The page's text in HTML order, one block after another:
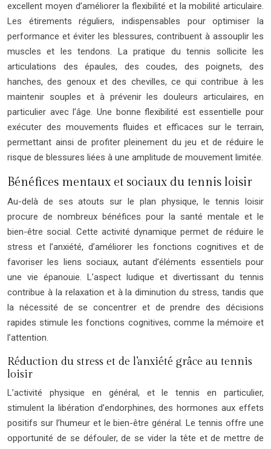
excellent moyen d’améliorer la flexibilité et la mobilité articulaire.
Les étirements réguliers, indispensables pour optimiser la
performance et éviter les blessures, contribuent à assouplir les
muscles et les tendons. La pratique du tennis sollicite les
articulations des épaules, des coudes, des poignets, des
hanches, des genoux et des chevilles, ce qui contribue à les
maintenir souples et à prévenir les douleurs articulaires, en
particulier avec l’âge. Une bonne flexibilité est essentielle pour
exécuter des mouvements fluides et efficaces sur le terrain,
permettant ainsi de profiter pleinement du jeu et de réduire le
risque de blessures liées à une amplitude de mouvement limitée.
Bénéfices mentaux et sociaux du tennis loisir
Au-delà de ses atouts sur le plan physique, le tennis loisir
procure de nombreux bénéfices pour la santé mentale et le
bien-être social. Cette activité dynamique permet de réduire le
stress et l’anxiété, d’améliorer les fonctions cognitives et de
favoriser les liens sociaux, autant d’éléments essentiels pour
une vie épanouie. L’aspect ludique et divertissant du tennis
contribue à la relaxation et à la diminution du stress, tandis que
la nécessité de se concentrer et de prendre des décisions
rapides stimule les fonctions cognitives, comme la mémoire et
l’attention.
Réduction du stress et de l’anxiété grâce au tennis
loisir
L’activité physique en général, et le tennis en particulier,
stimulent la libération d’endorphines, des hormones aux effets
positifs sur l’humeur et le bien-être général. Le tennis offre une
opportunité de se défouler, de se vider la tête et de mettre de